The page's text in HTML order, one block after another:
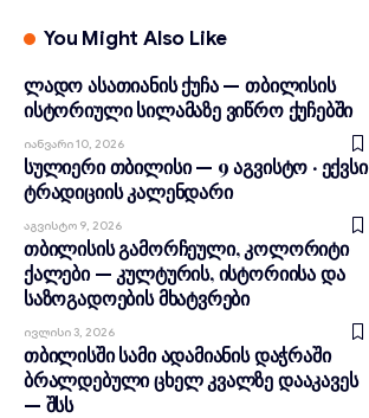
You Might Also Like
ლადო ასათიანის ქუჩა — თბილისის
ისტორიული სილამაზე ვიწრო ქუჩებში
Იანვარი 10, 2026
სულიერი თბილისი — 9 აგვისტო · ექვსი
ტრადიციის კალენდარი
Აგვისტო 9, 2026
თბილისის გამორჩეული, კოლორიტი
ქალები — კულტურის, ისტორიისა და
საზოგადოების მხატვრები
Ივლისი 3, 2026
თბილისში სამი ადამიანის დაჭრაში
ბრალდებული ცხელ კვალზე დააკავეს
— შსს